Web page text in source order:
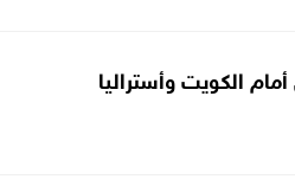
الكويت وأستراليا